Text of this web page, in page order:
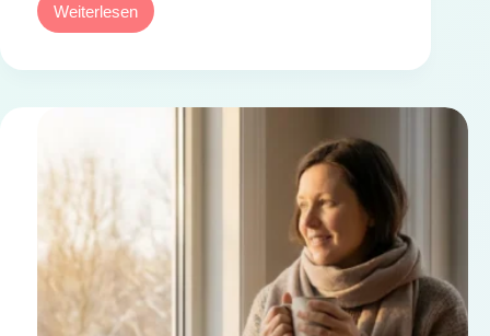
Weiterlesen
Lernen,
verstehen
wachsen
Naturheilkunde
–
AfgON